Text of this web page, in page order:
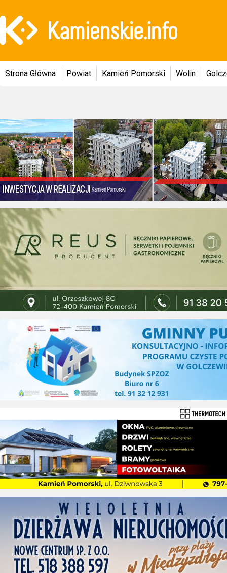
Strona Główna Powiat Kamień Pomorski Wolin